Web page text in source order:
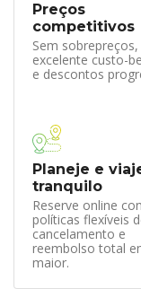
Preços
competitivos
Sem
excelente custo-
e descontos
Planeje e
tranquilo
Reserve online
políticas flexíveis
cancelamento e
reembolso total
maior.